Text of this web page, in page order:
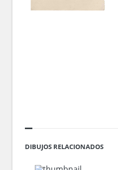
DIBUJOS RELACIONADOS